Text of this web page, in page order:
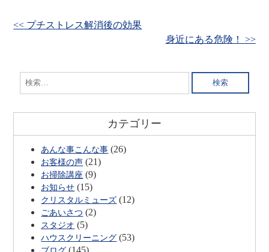
<< プチストレス解消後の効果
身近にある危険！ >>
検
索:
カテゴリー
あんな事こんな事 (26)
お客様の声 (21)
お掃除講座 (9)
お知らせ (15)
クリスタルミューズ (12)
ごあいさつ (2)
スタジオ (5)
ハウスクリーニング (53)
(145)